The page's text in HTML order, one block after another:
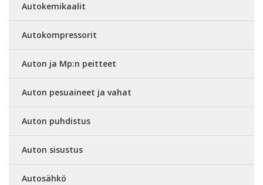
Autokemikaalit
Autokompressorit
Auton ja Mp:n peitteet
Auton pesuaineet ja vahat
Auton puhdistus
Auton sisustus
Autosähkö